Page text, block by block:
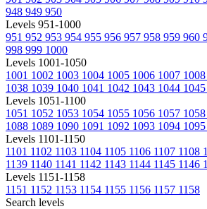
948 949 950
Levels 951-1000
951 952 953 954 955 956 957 958 959 960
998 999 1000
Levels 1001-1050
1001 1002 1003 1004 1005 1006 1007 1008
1038 1039 1040 1041 1042 1043 1044 1045
Levels 1051-1100
1051 1052 1053 1054 1055 1056 1057 1058
1088 1089 1090 1091 1092 1093 1094 1095
Levels 1101-1150
1101 1102 1103 1104 1105 1106 1107 1108
1139 1140 1141 1142 1143 1144 1145 1146
Levels 1151-1158
1151 1152 1153 1154 1155 1156 1157 1158
Search levels